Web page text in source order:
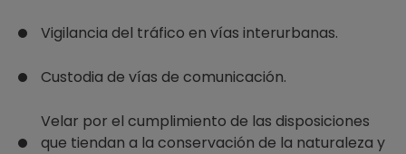
Vigilancia del tráfico en vías interurbanas.
Custodia de vías de comunicación.
Velar por el cumplimiento de las disposiciones
que tiendan a la conservación de la naturaleza y